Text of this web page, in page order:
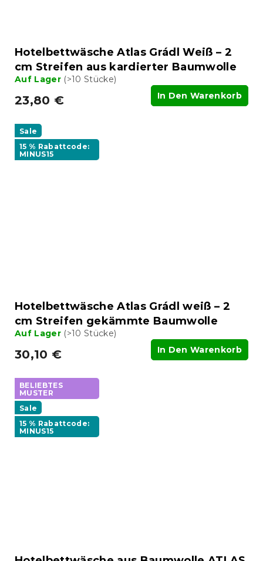
Hotelbettwäsche Atlas Grádl Weiß – 2
cm Streifen aus kardierter Baumwolle
Auf Lager (>10 Stücke)
23,80 € In Den Warenkorb
Sale
15 % Rabattcode:
MINUS15
Hotelbettwäsche Atlas Grádl weiß – 2
cm Streifen gekämmte Baumwolle
Auf Lager (>10 Stücke)
30,10 € In Den Warenkorb
BELIEBTES
MUSTER
Sale
15 % Rabattcode:
MINUS15